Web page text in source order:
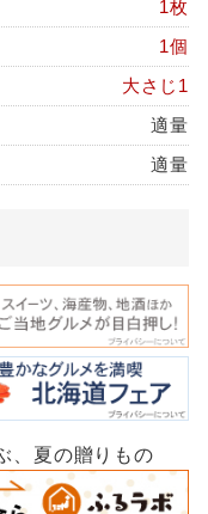
1枚
1個
大さじ1
適量
適量
、夏の贈りもの